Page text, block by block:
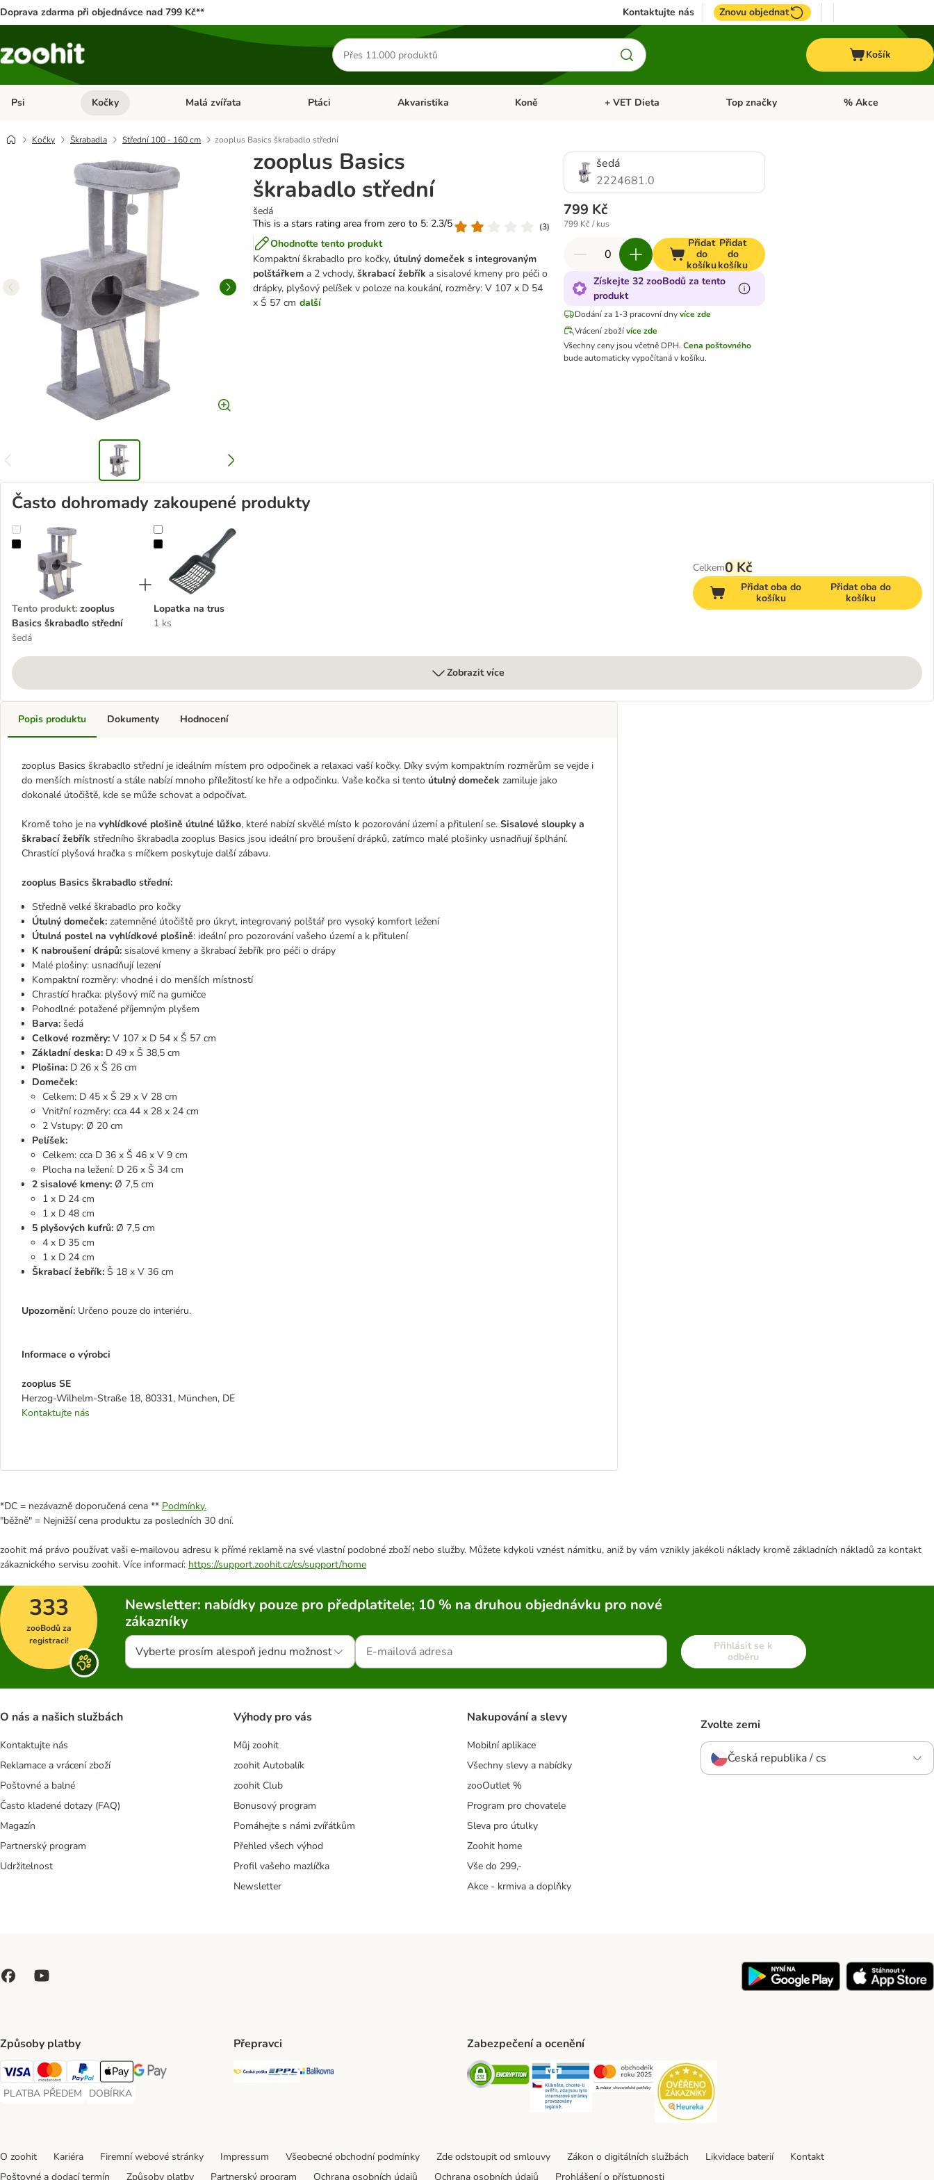
Doprava zdarma při objednávce nad 799 Kč** Kontaktujte nás Znovu objednat
Hledat
produkty
Košík
Psi Otevřít menu: Psi
Kočky Otevřít menu: Kočky
Malá zvířata Otevřít menu: Malá zvířata
Ptáci Otevřít menu: Ptáci
Akvaristika Otevřít menu: Akvaristika
Koně Otevřít menu: Koně
+ VET Dieta Otevřít menu: + VET Dieta
Top značky Otevřít menu: Top
% Akce
Kočky Škrabadla Střední 100 - 160 cm zooplus Basics škrabadlo střední
zooplus Basics
škrabadlo střední
šedá
This is a stars rating area from zero to 5: 2.3/5
(3)
Ohodnoťte tento produkt
Kompaktní škrabadlo pro kočky,útulný domeček s integrovaným
polštářkem a 2 vchody,škrabací žebříka sisalové kmeny pro péči o
drápky, plyšový pelíšek v poloze na koukání, rozměry: V 107 x D 54
x Š 57 cm další
šedá
2224681.0
799 Kč
799 Kč / kus
Přidat
do
košíku
Přidat
do
košíku
Získejte 32 zooBodů za tento
produkt
Dodání za 1-3 pracovní dnyvíce zde
Vrácení zbožívíce zde
Všechny ceny jsou včetně DPH. Cena poštovného
bude automaticky vypočítaná v košíku.
Často dohromady zakoupené produkty
zooplus Basics škrabadlo střední
Tento produkt: zooplus
Basics škrabadlo střední
šedá
Lopatka na trus
Lopatka na trus
1 ks
Celkem0 Kč
Přidat oba do
košíku
Přidat oba do
košíku
Zobrazit více
Popis produktu
zooplus Basics škrabadlo střední je ideálním místem pro odpočinek a relaxaci vaší kočky. Díky svým kompaktním rozměrům se vejde i
do menších místností a stále nabízí mnoho příležitostí ke hře a odpočinku. Vaše kočka si tento útulný domeček zamiluje jako
dokonalé útočiště, kde se může schovat a odpočívat.
Kromě toho je na vyhlídkové plošině útulné lůžko, které nabízí skvělé místo k pozorování území a přitulení se. Sisalové sloupky a
škrabací žebřík středního škrabadla zooplus Basics jsou ideální pro broušení drápků, zatímco malé plošinky usnadňují šplhání.
Chrastící plyšová hračka s míčkem poskytuje další zábavu.
zooplus Basics škrabadlo střední:
Středně velké škrabadlo pro kočky
Útulný domeček: zatemněné útočiště pro úkryt, integrovaný polštář pro vysoký komfort ležení
Útulná postel na vyhlídkové plošině: ideální pro pozorování vašeho území a k přitulení
K nabroušení drápů: sisalové kmeny a škrabací žebřík pro péči o drápy
Malé plošiny: usnadňují lezení
Kompaktní rozměry: vhodné i do menších místností
Chrastící hračka: plyšový míč na gumičce
Pohodlné: potažené příjemným plyšem
Barva: šedá
Celkové rozměry: V 107 x D 54 x Š 57 cm
Základní deska: D 49 x Š 38,5 cm
Plošina: D 26 x Š 26 cm
Domeček:
Celkem: D 45 x Š 29 x V 28 cm
Vnitřní rozměry: cca 44 x 28 x 24 cm
2 Vstupy: Ø 20 cm
Pelíšek:
Celkem: cca D 36 x Š 46 x V 9 cm
Plocha na ležení: D 26 x Š 34 cm
2 sisalové kmeny: Ø 7,5 cm
1 x D 24 cm
1 x D 48 cm
5 plyšových kufrů: Ø 7,5 cm
4 x D 35 cm
1 x D 24 cm
Škrabací žebřík: Š 18 x V 36 cm
Upozornění: Určeno pouze do interiéru.
Informace o výrobci
zooplus SE
Herzog-Wilhelm-Straße 18, 80331, München, DE
Kontaktujte nás
Dokumenty Hodnocení
*DC = nezávazně doporučená cena ** Podmínky.
"běžně" = Nejnižší cena produktu za posledních 30 dní.
zoohit má právo používat vaši e-mailovou adresu k přímé reklamě na své vlastní podobné zboží nebo služby. Můžete kdykoli vznést námitku, aniž by vám vznikly jakékoli náklady kromě základních nákladů za kontakt
zákaznického servisu zoohit. Více informací: https://support.zoohit.cz/cs/support/home
333
zooBodů za
registraci!
Newsletter: nabídky pouze pro předplatitele; 10 % na druhou objednávku pro nové
zákazníky
Vyberte prosím alespoň jednu možnost
Přihlásit se k
odběru
O nás a našich službách
Kontaktujte nás
Reklamace a vrácení zboží
Poštovné a balné
Často kladené dotazy (FAQ)
Magazín
Partnerský program
Udržitelnost
Výhody pro vás
Můj zoohit
zoohit Autobalík
zoohit Club
Bonusový program
Pomáhejte s námi zvířátkům
Přehled všech výhod
Profil vašeho mazlíčka
Newsletter
Nakupování a slevy
Mobilní aplikace
Všechny slevy a nabídky
zooOutlet %
Program pro chovatele
Sleva pro útulky
Zoohit home
Vše do 299,-
Akce - krmiva a doplňky
Zvolte zemi
Česká republika / cs
Způsoby platby
Visa Payment Method
Mastercard Payment Method
PayPal Payment Method
Apple pay Payment Method
GooglePay Payment Method
PLATBA PŘEDEM
PLATBA PŘEDEM Payment Method
DOBÍRKA
DOBÍRKA Payment Method
Přepravci
Česká pošta Shipping Method
PPL Shipping Method
Balíkovna Shipping Method
Zabezpečení a ocenění
Security Security Security
O zoohit Kariéra Firemní webové stránky Impressum Všeobecné obchodní podmínky Zde odstoupit od smlouvy Zákon o digitálních službách Likvidace baterií
Kontakt
Poštovné a dodací termín
Způsoby platby Partnerský program Ochrana osobních údajů Ochrana osobních údajů Prohlášení o přístupnosti